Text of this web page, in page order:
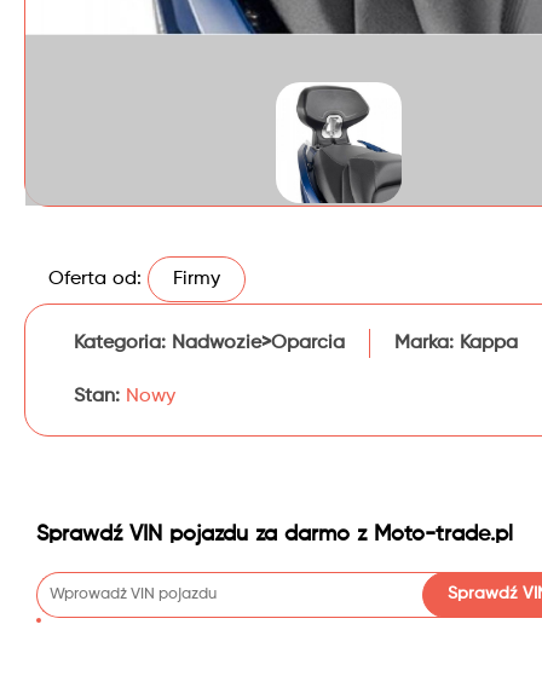
Oferta od: Firmy
Kategoria: Nadwozie>Oparcia Marka: Kappa
Stan: Nowy
Sprawdź VIN pojazdu za darmo z Moto-trade.pl
Sprawdź